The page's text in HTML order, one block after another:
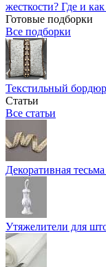
жесткости? Где и
Готовые подборки
Все подборки
Текстильный
Статьи
Все статьи
Декоративная
Утяжелители для